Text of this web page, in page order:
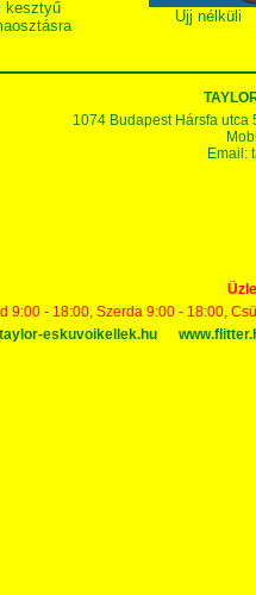
kesztyű
Ujj nélküli
1074 Budapest Hársfa utca
Email:
9:00 - 18:00, Szerda 9:00 - 18:00,
eskuvoikellek.hu